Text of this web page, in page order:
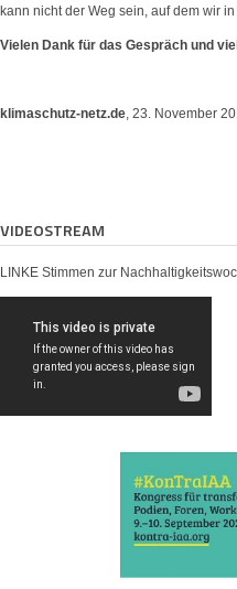
kann nicht der Weg sein, auf dem wir in
Vielen Dank für das Gespräch und
klimaschutz-netz.de, 23. November
VIDEOSTREAM
LINKE Stimmen zur